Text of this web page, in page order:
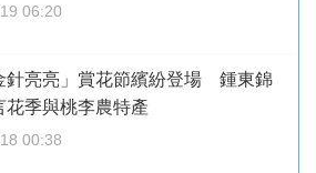
06:20
針亮亮」賞花節繽紛登場 鍾東錦
花季與桃李農特產
00:38